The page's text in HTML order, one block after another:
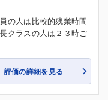
の人は比較的残業時間
クラスの人は２３時ご
評価の詳細を見る